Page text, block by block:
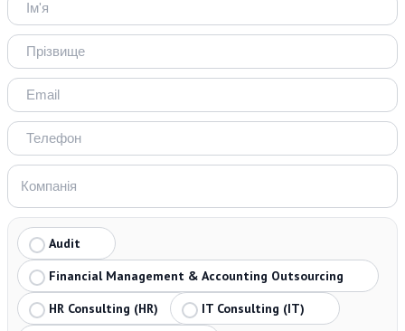
Audit
Financial Management & Accounting Outsourcing
HR Consulting (HR)
IT Consulting (IT)